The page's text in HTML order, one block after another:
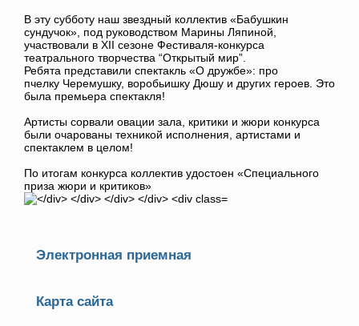
В эту субботу наш звездный коллектив «Бабушкин
сундучок», под руководством Марины Ляпиной,
участвовали в XII сезоне Фестиваля-конкурса
театрального творчества “Открытый мир”.
Ребята представили спектакль «О дружбе»: про
пчелку Черемушку, воробьишку Дюшу и других героев. Это
была премьера спектакля!
Артисты сорвали овации зала, критики и жюри конкурса
были очарованы техникой исполнения, артистами и
спектаклем в целом!
По итогам конкурса коллектив удостоен «Специального
приза жюри и критиков»
Электронная приемная
Карта сайта